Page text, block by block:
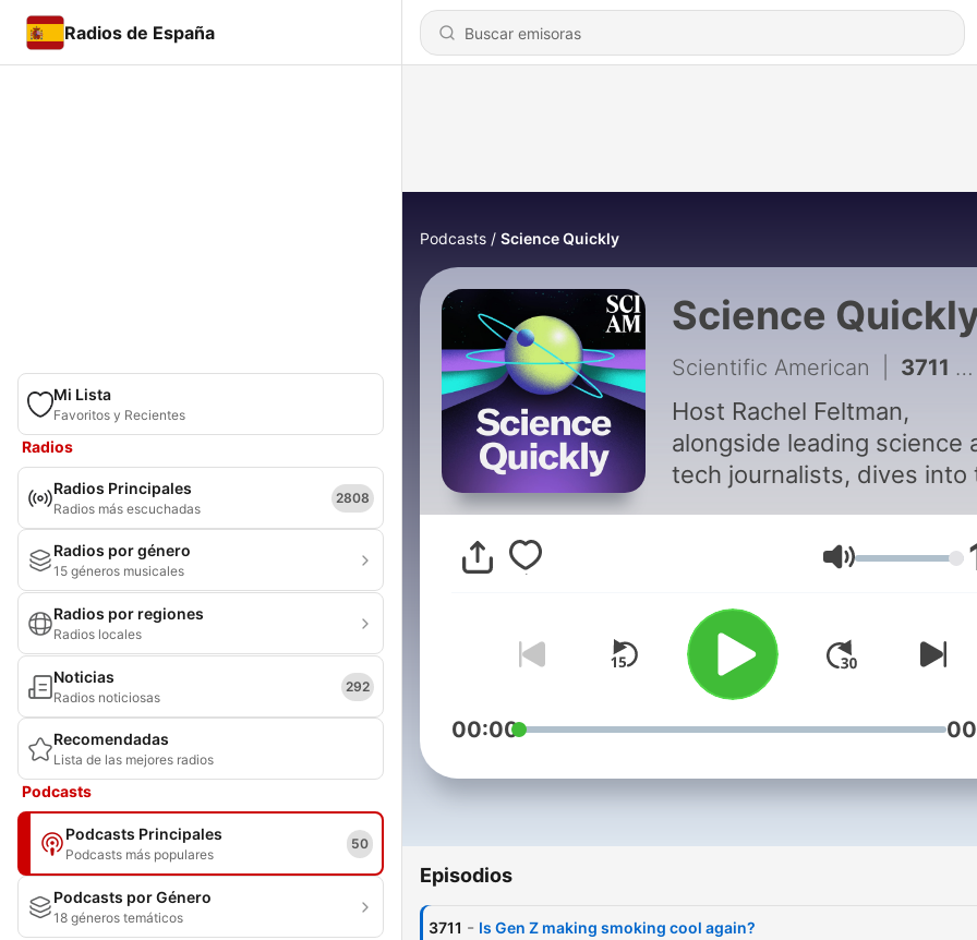
Radios de España
Mi Lista
Favoritos y Recientes
Radios
Radios Principales
Radios más escuchadas
2808
Radios por género
15 géneros musicales
Radios por regiones
Radios locales
Noticias
Radios noticiosas
292
Recomendadas
Lista de las mejores radios
Podcasts
Podcasts Principales
Podcasts más populares
50
Podcasts por Género
18 géneros temáticos
Podcasts Science Quickly
Science
Scientific American 3711 - Is Gen Z making smoking cool again?
Host Rachel Feltman,
alongside leading science
tech journalists, dives into
discovery in this bite-size
science variety show.
Volumen
00:00
Episodios
3711 - Is Gen Z making smoking cool again?